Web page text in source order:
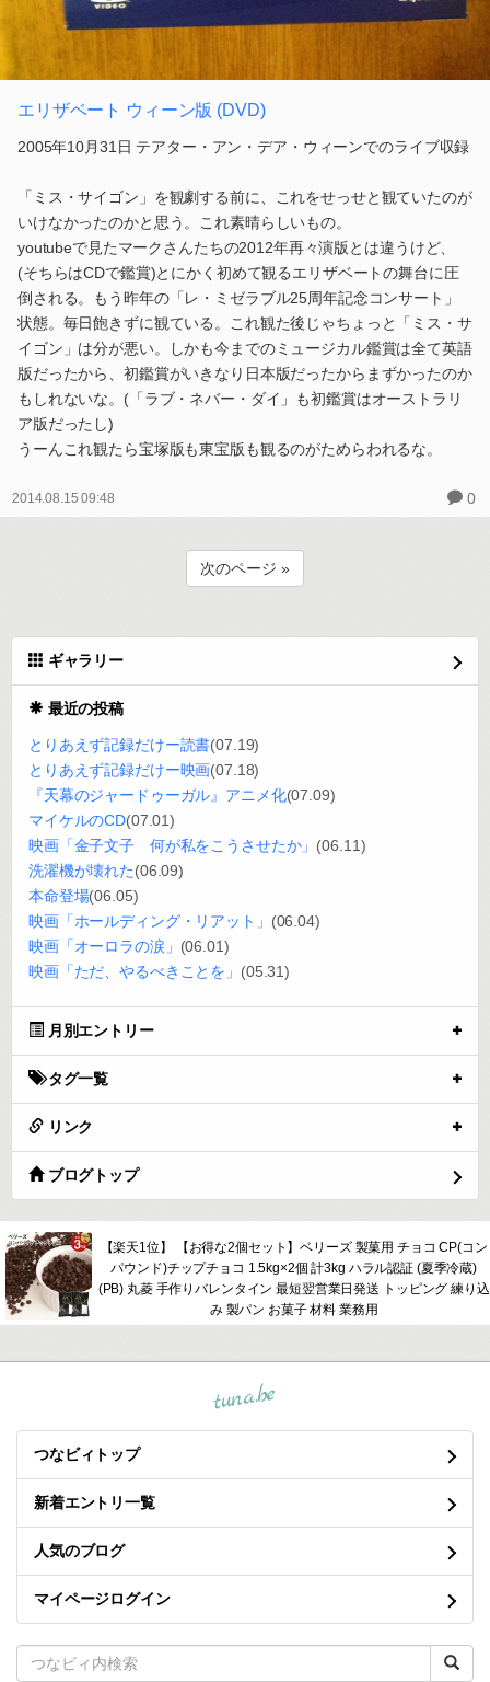
エリザベート ウィーン版 (DVD)
2005年10月31日 テアター・アン・デア・ウィーンでのライブ収録
「ミス・サイゴン」を観劇する前に、これをせっせと観ていたのが
いけなかったのかと思う。これ素晴らしいもの。
youtubeで見たマークさんたちの2012年再々演版とは違うけど、
(そちらはCDで鑑賞)とにかく初めて観るエリザベートの舞台に圧
倒される。もう昨年の「レ・ミゼラブル25周年記念コンサート」
状態。毎日飽きずに観ている。これ観た後じゃちょっと「ミス・サ
イゴン」は分が悪い。しかも今までのミュージカル鑑賞は全て英語
版だったから、初鑑賞がいきなり日本版だったからまずかったのか
もしれないな。(「ラブ・ネバー・ダイ」も初鑑賞はオーストラリ
ア版だったし)
うーんこれ観たら宝塚版も東宝版も観るのがためらわれるな。
2014.08.15 09:48 0
次のページ »
ギャラリー
最近の投稿
とりあえず記録だけー読書(07.19)
とりあえず記録だけー映画(07.18)
『天幕のジャードゥーガル』アニメ化(07.09)
マイケルのCD(07.01)
映画「金子文子 何が私をこうさせたか」 (06.11)
洗濯機が壊れた(06.09)
本命登場(06.05)
映画「ホールディング・リアット」 (06.04)
映画「オーロラの涙」 (06.01)
映画「ただ、やるべきことを」 (05.31)
月別エントリー
タグ一覧
リンク
ブログトップ
【楽天1位】 【お得な2個セット】ベリーズ 製菓用 チョコ CP(コン
パウンド)チップチョコ 1.5kg×2個 計3kg ハラル認証 (夏季冷蔵)
(PB) 丸菱 手作りバレンタイン 最短翌営業日発送 トッピング 練り込
み 製パン お菓子 材料 業務用
tuna.be
つなビィトップ
新着エントリ一覧
人気のブログ
マイページログイン